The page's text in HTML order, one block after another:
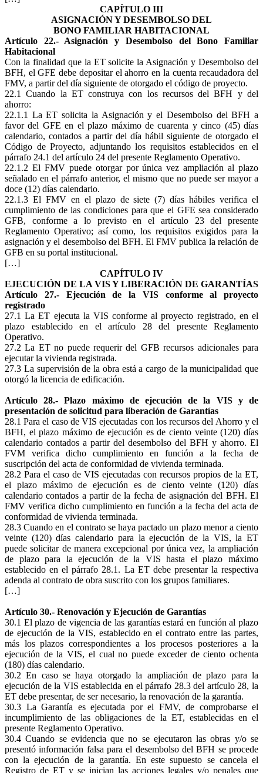
CAPÍTULO III
ASIGNACIÓN Y DESEMBOLSO DEL
BONO FAMILIAR HABITACIONAL
Artículo 22.- Asignación y Desembolso del Bono Familiar
Habitacional
Con la finalidad que la ET solicite la Asignación y Desembolso del
BFH, el GFE debe depositar el ahorro en la cuenta recaudadora del
FMV, a partir del día siguiente de otorgado el código de proyecto.
22.1 Cuando la ET construya con los recursos del BFH y del
ahorro:
22.1.1 La ET solicita la Asignación y el Desembolso del BFH a
favor del GFE en el plazo máximo de cuarenta y cinco (45) días
calendario, contados a partir del día hábil siguiente de otorgado el
Código de Proyecto, adjuntando los requisitos establecidos en el
párrafo 24.1 del artículo 24 del presente Reglamento Operativo.
22.1.2 El FMV puede otorgar por única vez ampliación al plazo
señalado en el párrafo anterior, el mismo que no puede ser mayor a
doce (12) días calendario.
22.1.3 El FMV en el plazo de siete (7) días hábiles verifica el
cumplimiento de las condiciones para que el GFE sea considerado
GFB, conforme a lo previsto en el artículo 23 del presente
Reglamento Operativo; así como, los requisitos exigidos para la
asignación y el desembolso del BFH. El FMV publica la relación de
GFB en su portal institucional.
[…]
CAPÍTULO IV
EJECUCIÓN DE LA VIS Y LIBERACIÓN DE GARANTÍAS
Artículo 27.- Ejecución de la VIS conforme al proyecto
registrado
27.1 La ET ejecuta la VIS conforme al proyecto registrado, en el
plazo establecido en el artículo 28 del presente Reglamento
Operativo.
27.2 La ET no puede requerir del GFB recursos adicionales para
ejecutar la vivienda registrada.
27.3 La supervisión de la obra está a cargo de la municipalidad que
otorgó la licencia de edificación.
Artículo 28.- Plazo máximo de ejecución de la VIS y de
presentación de solicitud para liberación de Garantías
28.1 Para el caso de VIS ejecutadas con los recursos del Ahorro y el
BFH, el plazo máximo de ejecución es de ciento veinte (120) días
calendario contados a partir del desembolso del BFH y ahorro. El
FVM verifica dicho cumplimiento en función a la fecha de
suscripción del acta de conformidad de vivienda terminada.
28.2 Para el caso de VIS ejecutadas con recursos propios de la ET,
el plazo máximo de ejecución es de ciento veinte (120) días
calendario contados a partir de la fecha de asignación del BFH. El
FMV verifica dicho cumplimiento en función a la fecha del acta de
conformidad de vivienda terminada.
28.3 Cuando en el contrato se haya pactado un plazo menor a ciento
veinte (120) días calendario para la ejecución de la VIS, la ET
puede solicitar de manera excepcional por única vez, la ampliación
de plazo para la ejecución de la VIS hasta el plazo máximo
establecido en el párrafo 28.1. La ET debe presentar la respectiva
adenda al contrato de obra suscrito con los grupos familiares.
[…]
Artículo 30.- Renovación y Ejecución de Garantías
30.1 El plazo de vigencia de las garantías estará en función al plazo
de ejecución de la VIS, establecido en el contrato entre las partes,
más los plazos correspondientes a los procesos posteriores a la
ejecución de la VIS, el cual no puede exceder de ciento ochenta
(180) días calendario.
30.2 En caso se haya otorgado la ampliación de plazo para la
ejecución de la VIS establecida en el párrafo 28.3 del artículo 28, la
ET debe presentar, de ser necesario, la renovación de la garantía.
30.3 La Garantía es ejecutada por el FMV, de comprobarse el
incumplimiento de las obligaciones de la ET, establecidas en el
presente Reglamento Operativo.
30.4 Cuando se evidencia que no se ejecutaron las obras y/o se
presentó información falsa para el desembolso del BFH se procede
con la ejecución de la garantía. En este supuesto se cancela el
Registro de ET y se inician las acciones legales y/o penales que